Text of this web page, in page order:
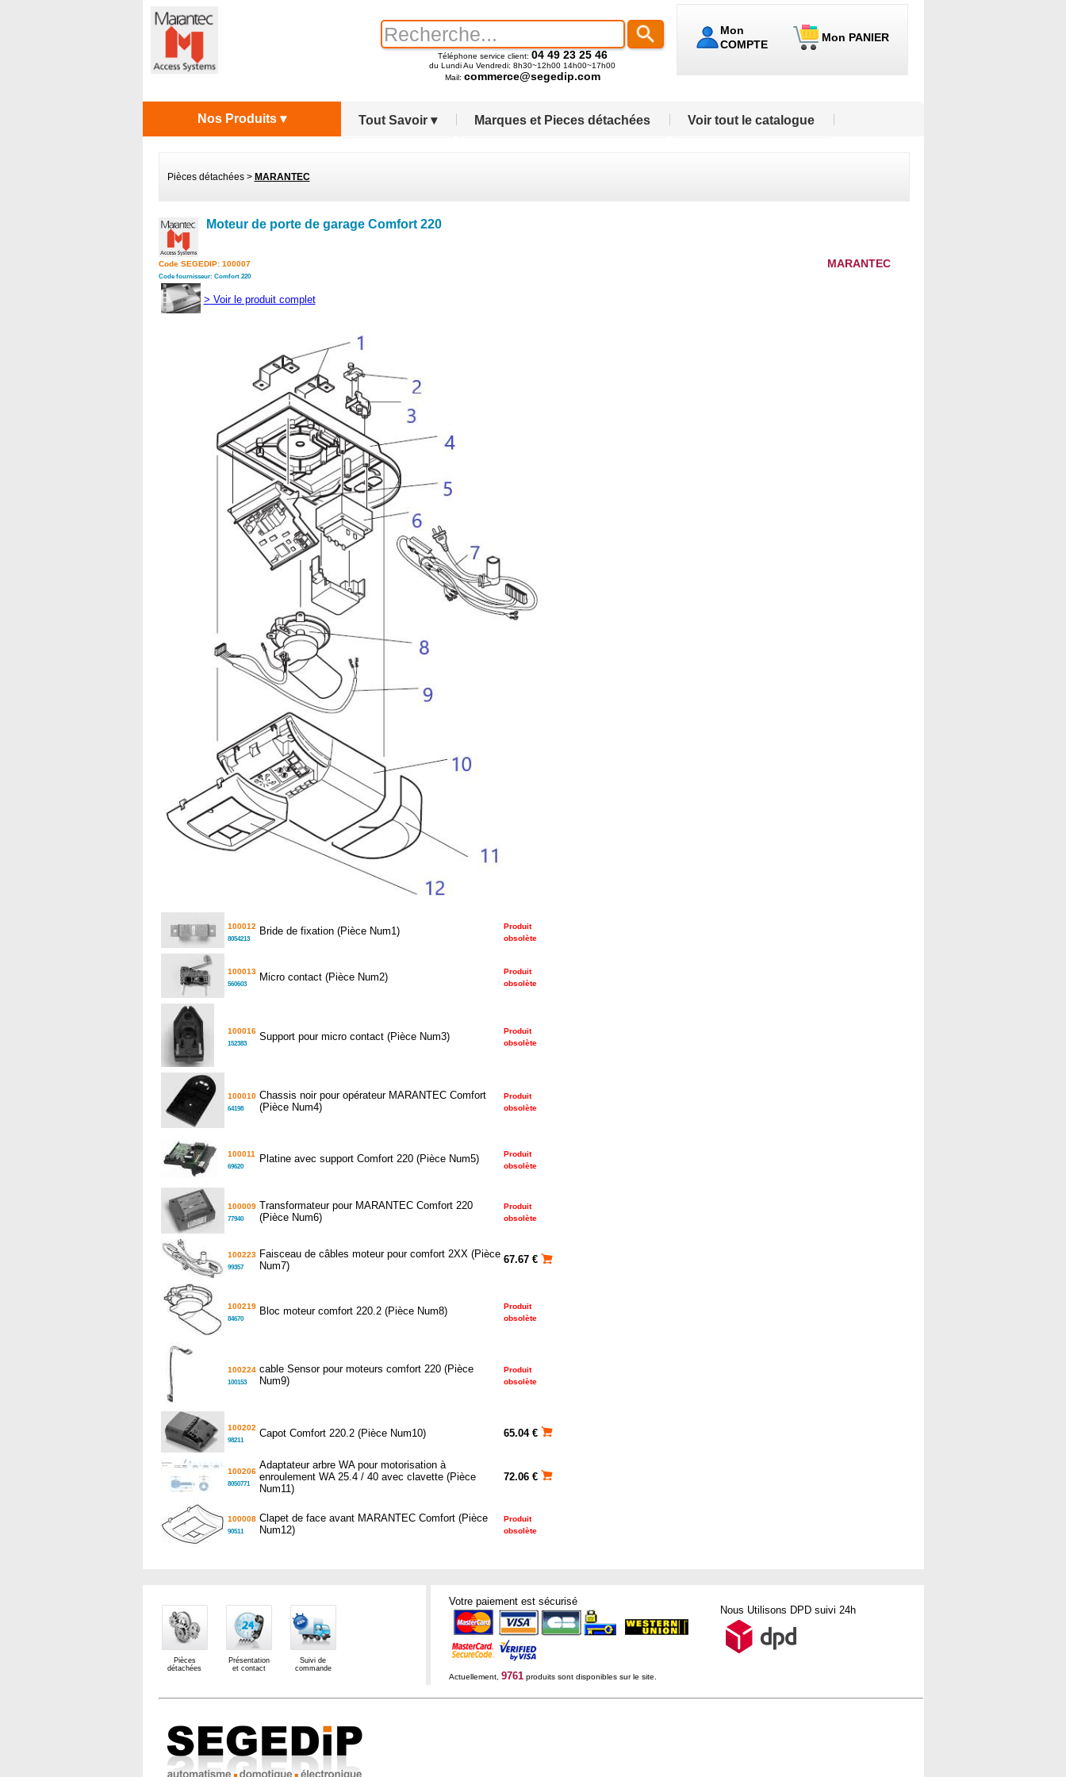
Mon
COMPTE
Mon PANIER
Téléphone service client: 04 49 23 25 46
du Lundi Au Vendredi: 8h30~12h00 14h00~17h00
Mail: commerce@segedip.com
Tout Savoir ▾ Marques et Pieces détachées Voir tout le catalogue
Nos Produits ▾
Pièces détachées> MARANTEC
Moteur de porte de garage Comfort 220
MARANTEC
Code SEGEDIP: 100007
Code fournisseur: Comfort 220
> Voir le produit complet
100012
8054213
Bride de fixation (Pièce Num1)
Produit
obsolète
100013
560603
Micro contact (Pièce Num2)
Produit
obsolète
100016
152383
Support pour micro contact (Pièce Num3)
Produit
obsolète
100010
64198
Chassis noir pour opérateur MARANTEC Comfort
(Pièce Num4)
Produit
obsolète
100011
69620
Platine avec support Comfort 220 (Pièce Num5)
Produit
obsolète
100009
77940
Transformateur pour MARANTEC Comfort 220
(Pièce Num6)
Produit
obsolète
100223
99357
Faisceau de câbles moteur pour comfort 2XX (Pièce
Num7)
67.67 €
100219
84670
Bloc moteur comfort 220.2 (Pièce Num8)
Produit
obsolète
100224
100153
cable Sensor pour moteurs comfort 220 (Pièce
Num9)
Produit
obsolète
100202
98211
Capot Comfort 220.2 (Pièce Num10) 65.04 €
100206
8050771
Adaptateur arbre WA pour motorisation à
enroulement WA 25.4 / 40 avec clavette (Pièce
Num11)
72.06 €
100008
90511
Clapet de face avant MARANTEC Comfort (Pièce
Num12)
Produit
obsolète
Pièces
détachées
Présentation
et contact
Suivi de
commande
Votre paiement est sécurisé
Nous Utilisons DPD suivi 24h
Actuellement, 9761produits sont disponibles sur le site.